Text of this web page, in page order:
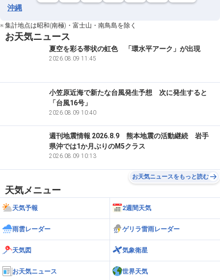
沖縄
※ 集計地点は昭和(南極)・富士山・南鳥島を除く
お天気ニュース
夏空を彩る帯状の虹色 「環水平アーク」が出現
2026.08.09 11:45
小笠原近海で新たな台風発生予想 次に発生すると
「台風16号」
2026.08.09 10:40
週刊地震情報 2026.8.9 熊本地震の活動継続 岩手
県沖では1か月ぶりのM5クラス
2026.08.09 10:13
お天気ニュースをもっと読む
天気メニュー
天気予報 2週間天気
雨雲レーダー ゲリラ雷雨レーダー
天気図 気象衛星
お天気ニュース 世界天気